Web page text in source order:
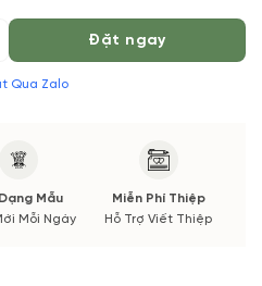
lượng, tone màu, kiểu dáng
đẹp và đầy đặn nhất. Bạn sẽ
Đặt ngay
Qua Zalo
Mẫu
Mỗi Ngày
Miễn Phí Thiệp
Hỗ Trợ Viết Thiệp